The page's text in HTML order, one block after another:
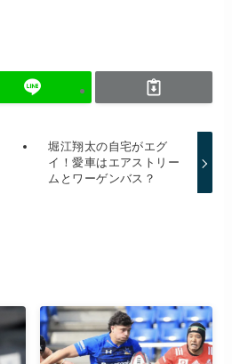
堀江翔太の自宅がエグ
イ！愛車はエアストリー
ムとワーゲンバス？